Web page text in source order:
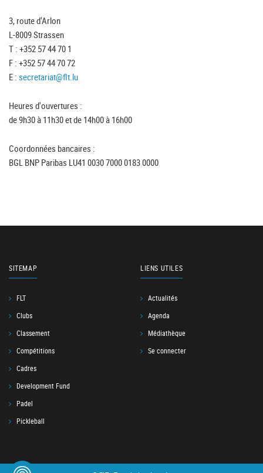
3, route d'Arlon
L-8009 Strassen
T : +352 57 44 70 1
F : +352 57 44 70 72
E : secretariat@flt.lu
Heures d'ouvertures :
de 9h30 à 11h30 et de 14h00 à 16h00
Coordonnées bancaires :
BGL BNP Paribas LU41 0030 7000 0183 0000
SITEMAP
FLT
Clubs
Classement
Compétitions
Cadres
Development Fund
Padel
Pickleball
LIENS UTILES
Actualités
Agenda
Médiathèque
Se connecter